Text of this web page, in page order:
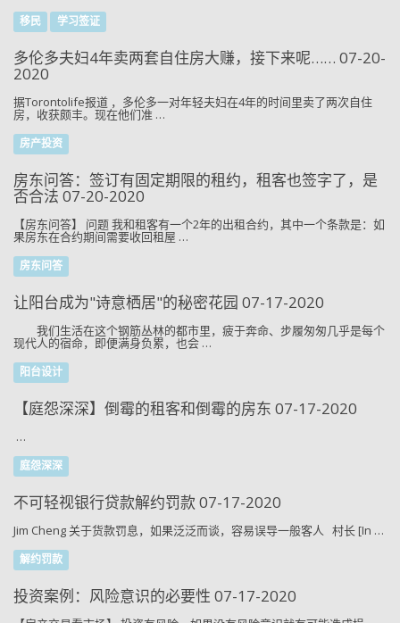
移民 学习签证
多伦多夫妇4年卖两套自住房大赚，接下来呢…… 07-20-
2020
据Torontolife报道 ，多伦多一对年轻夫妇在4年的时间里卖了两次自住
房，收获颇丰。现在他们准 …
房产投资
房东问答：签订有固定期限的租约，租客也签字了，是
否合法 07-20-2020
【房东问答】 问题 我和租客有一个2年的出租合约，其中一个条款是：如
果房东在合约期间需要收回租屋 …
房东问答
让阳台成为"诗意栖居"的秘密花园 07-17-2020
我们生活在这个钢筋丛林的都市里，疲于奔命、步履匆匆几乎是每个
现代人的宿命，即便满身负累，也会 …
阳台设计
【庭怨深深】倒霉的租客和倒霉的房东 07-17-2020
…
庭怨深深
不可轻视银行贷款解约罚款 07-17-2020
Jim Cheng 关于货款罚息，如果泛泛而谈，容易误导一般客人 村长 [In …
解约罚款
投资案例：风险意识的必要性 07-17-2020